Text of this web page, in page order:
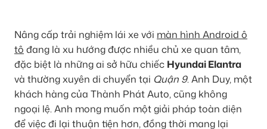
Nâng cấp trải nghiệm lái xe với màn hình Android ô
tô đang là xu hướng được nhiều chủ xe quan tâm,
đặc biệt là những ai sở hữu chiếc Hyundai Elantra
và thường xuyên di chuyển tại Quận 9. Anh Duy, một
khách hàng của Thành Phát Auto, cũng không
ngoại lệ. Anh mong muốn một giải pháp toàn diện
để việc đi lại thuận tiện hơn, đồng thời mang lại